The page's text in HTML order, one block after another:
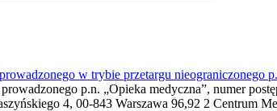
w trybie przetargu nieograniczonego
p.n. „Opieka medyczna”, numer
4, 00-843 Warszawa 96,92 2 Centrum